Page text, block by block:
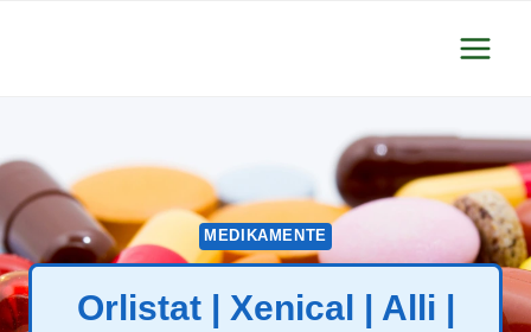
MEDIKAMENTE
Orlistat | Xenical | Alli |